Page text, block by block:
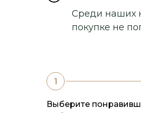
Среди наших
покупке не
Выберите